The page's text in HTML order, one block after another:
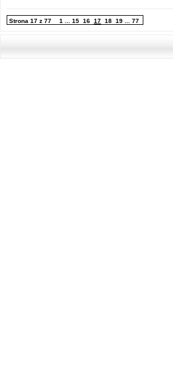
Strona 17 z 77 1 15 16 17 18 19 77